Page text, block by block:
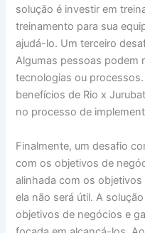
solução é investir em
treinamento para sua
ajudá-lo. Um terceiro
Algumas pessoas podem
tecnologias ou
benefícios de Rio x
no processo de
Finalmente, um desafio
com os objetivos de
alinhada com os
ela não será útil. A
objetivos de negócios e